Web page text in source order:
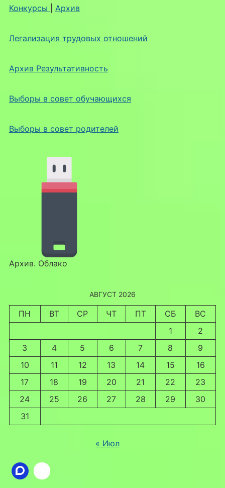
Конкурсы Архив
Легализация трудовых отношений
Архив Результативность
Выборы в совет обучающихся
Выборы в совет родителей
Архив. Облако
АВГУСТ 2026
ПН ВТ СР ЧТ ПТ СБ
ВС
1
2
3
4 5 6 7 8
9
10
11 12 13 14 15
16
17
18 19 20 21 22
23
24
25 26 27 28 29
30
31
« Июл